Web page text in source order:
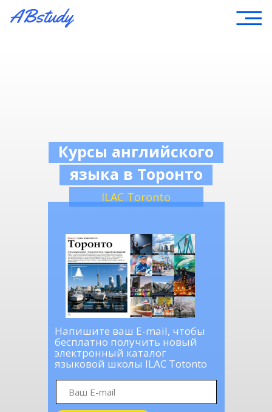
Напишите ваш E-mail, чтобы
бесплатно получить новый
электронный каталог
языковой школы ILAC Totonto
Курсы английского
языка в Торонто
ILAC Toronto